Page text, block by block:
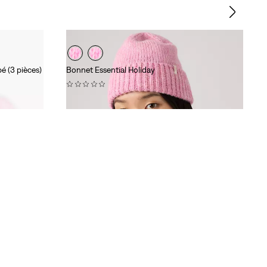
(3 pièces)
Bonnet Essential Holiday
(0)